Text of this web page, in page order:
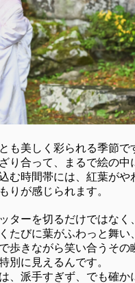
も美しく彩られる季節で
り合って、まるで絵の中
む時間帯には、紅葉がや
りが感じられます。
ターを切るだけではなく
たびに葉がふわっと舞い
歩きながら笑い合うその
別に見えるんです。
、派手すぎず、でも確か